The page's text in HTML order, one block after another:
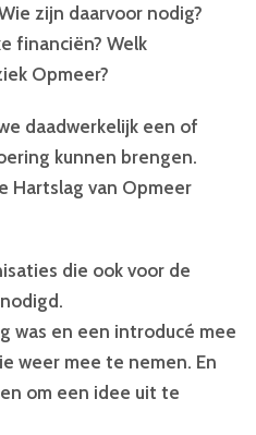
zijn daarvoor nodig?
financiën? Welk
Opmeer?
daadwerkelijk een of
kunnen brengen.
Hartslag van Opmeer
die ook voor de
was en een introducé mee
weer mee te nemen. En
om een idee uit te